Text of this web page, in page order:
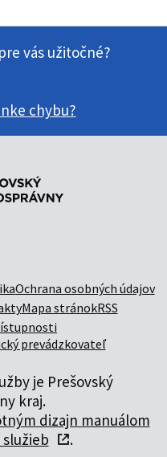
vás užitočné?
chybu?
Ochrana osobných údajov
Mapa stránokRSS
prevádzkovateľ
je Prešovský
kraj.
dizajn manuálom
.